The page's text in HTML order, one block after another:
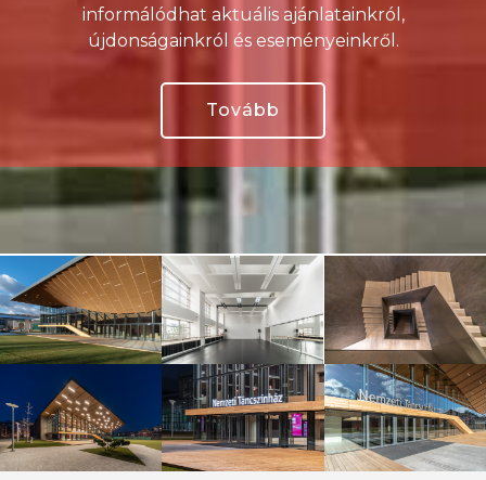
informálódhat aktuális ajánlatainkról,
újdonságainkról és eseményeinkről.
Tovább